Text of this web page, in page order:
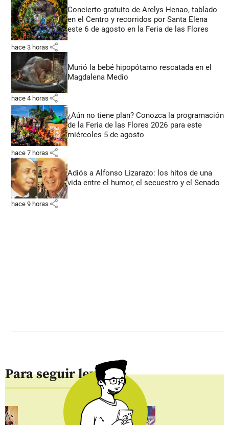
Concierto gratuito de Arelys Henao, tablado
en el Centro y recorridos por Santa Elena
este 6 de agosto en la Feria de las Flores
hace 3 horas share
Murió la bebé hipopótamo rescatada en el
Magdalena Medio
hace 4 horas share
¿Aún no tiene plan? Conozca la programación
de la Feria de las Flores 2026 para este
miércoles 5 de agosto
hace 7 horas share
Adiós a Alfonso Lizarazo: los hitos de una
vida entre el humor, el secuestro y el Senado
hace 9 horas share
Para seguir leyendo